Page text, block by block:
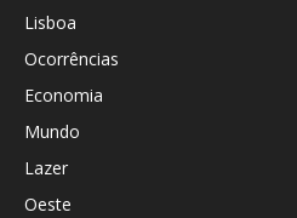
Lisboa
Ocorrências
Economia
Mundo
Lazer
Oeste